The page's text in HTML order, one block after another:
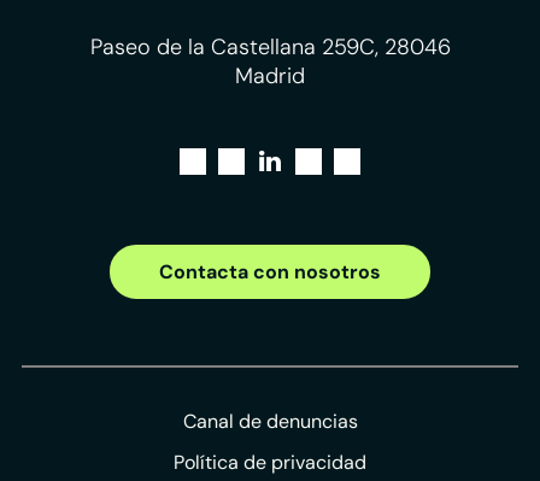
Paseo de la Castellana 259C, 28046
Madrid
Contacta con nosotros
Canal de denuncias
Política de privacidad